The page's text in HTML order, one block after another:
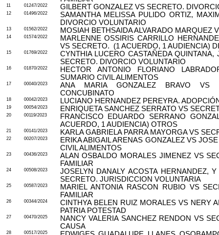
11 01247/2022 GILBERT GONZALEZ VS SECRETO.
12 01496/2022
SAMANTHA MELISSA PULIDO ORTIZ,
DIVORCIO VOLUNTARIO
13 01562/2022 MOSIAH BETHSAIDA ALVARADO MARQUEZ
14 01574/2022
MARLENNE OSSIRIS CARRILLO
VS SECRETO.
(1 ACUERDO, 1 AUDIENCIA)
15 01769/2022
CYNTHIA LUCERO CASTAÑEDA
SECRETO. DIVORCIO VOLUNTARIO
16 01870/2022
HECTOR ANTONIO FLORIANO
SUMARIO CIVIL ALIMENTOS
17 00040/2023
ANA MARIA GONZALEZ BRAVO VS
CONCUBINATO
18 00042/2023 LUCIANO HERNANDEZ PEREYRA.
19 00054/2023 ENRIQUETA SANCHEZ SERRATO VS
20 00119/2023
FRANCISCO EDUARDO SERRANO
ACUERDO, 1 AUDIENCIA) OTROS
21 00141/2023 KARLA GABRIELA PARRA MAYORGA VS
22 00207/2023
ERIKA ABIGAIL ARENAS GONZALEZ VS
CIVIL ALIMENTOS
23 00436/2023
ALAN OSBALDO MORALES JIMENEZ VS
FAMILIAR
24 00508/2023
JOSELYN DANALY ACOSTA HERNANDEZ,
SECRETO. JURISDICCION VOLUNTARIA
25 00587/2023
MARIEL ANTONIA RASCON RUBIO VS
FAMILIAR
26 00344/2024
CINTHYA BELEN RUIZ MORALES VS NERY
PATRIA POTESTAD
27 00470/2025
NANCY VALERIA SANCHEZ RENDON VS
CAUSA
28 00517/2025